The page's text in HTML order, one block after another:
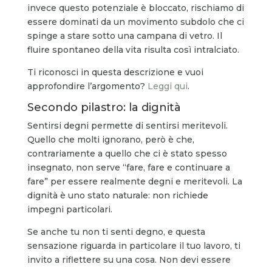
invece questo potenziale è bloccato, rischiamo di
essere dominati da un movimento subdolo che ci
spinge a stare sotto una campana di vetro. Il
fluire spontaneo della vita risulta così intralciato.
Ti riconosci in questa descrizione e vuoi
approfondire l’argomento? Leggi qui.
Secondo pilastro: la dignità
Sentirsi degni permette di sentirsi meritevoli.
Quello che molti ignorano, però è che,
contrariamente a quello che ci è stato spesso
insegnato, non serve “fare, fare e continuare a
fare” per essere realmente degni e meritevoli. La
dignità è uno stato naturale: non richiede
impegni particolari.
Se anche tu non ti senti degno, e questa
sensazione riguarda in particolare il tuo lavoro, ti
invito a riflettere su una cosa. Non devi essere